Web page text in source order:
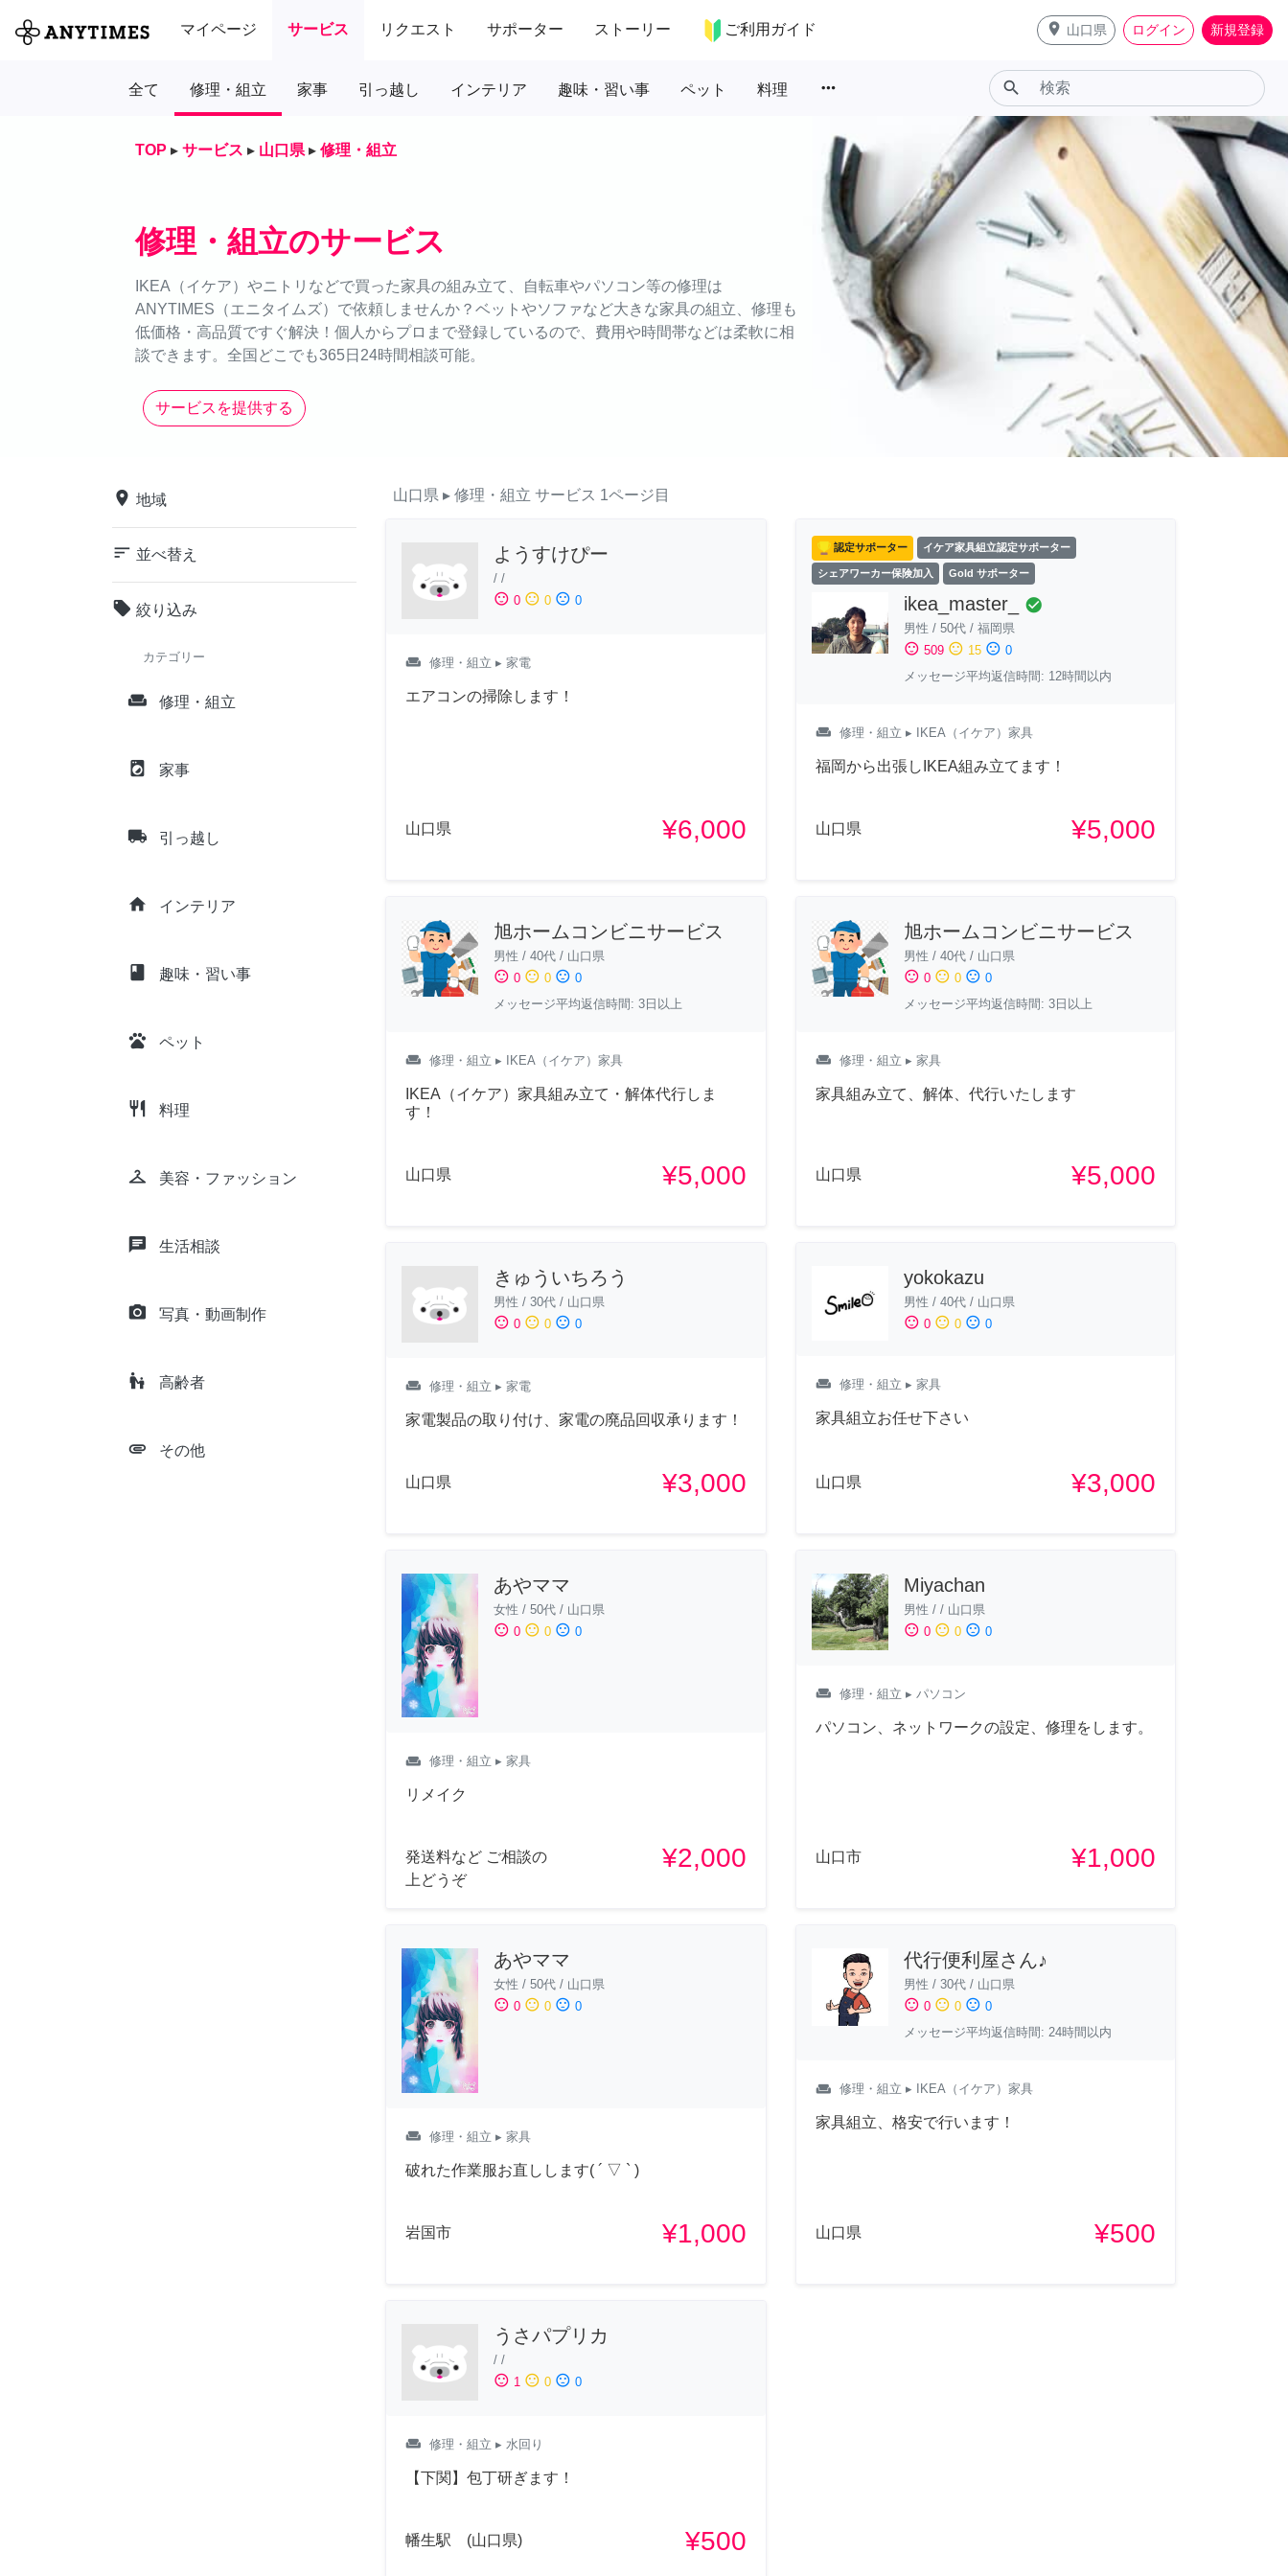
マイページ サービス リクエスト サポーター ストーリー ご利用ガイド place 山口県 ログイン 新規登録
全て 修理・組立 家事 引っ越し インテリア 趣味・習い事 ペット 料理 more_horiz search
TOP ▸ サービス ▸ 山口県 ▸ 修理・組立
修理・組立のサービス
IKEA（イケア）やニトリなどで買った家具の組み立て、自転車やパソコン等の修理は
ANYTIMES（エニタイムズ）で依頼しませんか？ベットやソファなど大きな家具の組立、修理も
低価格・高品質ですぐ解決！個人からプロまで登録しているので、費用や時間帯などは柔軟に相
談できます。全国どこでも365日24時間相談可能。
サービスを提供する
place 地域
sort 並べ替え
local_offer 絞り込み
カテゴリー
weekend 修理・組立
local_laundry_service 家事
local_shipping 引っ越し
home インテリア
class 趣味・習い事
pets ペット
restaurant 料理
checkroom 美容・ファッション
chat 生活相談
camera_alt 写真・動画制作
escalator_warning 高齢者
attachment その他
山口県 ▸ 修理・組立 サービス 1ページ目
ようすけぴー
/ /
sentiment_satisfied 0 sentiment_neutral 0 sentiment_dissatisfied 0
weekend 修理・組立 ▸ 家電
エアコンの掃除します！
山口県 ¥6,000
認定サポーター イケア家具組立認定サポーター
シェアワーカー保険加入 Gold サポーター
ikea_master_ check_circle
男性 / 50代/ 福岡県
sentiment_satisfied 509 sentiment_neutral 15 sentiment_dissatisfied 0
メッセージ平均返信時間: 12時間以内
weekend 修理・組立 ▸ IKEA（イケア）家具
福岡から出張しIKEA組み立てます！
山口県 ¥5,000
旭ホームコンビニサービス
男性 / 40代 / 山口県
sentiment_satisfied 0 sentiment_neutral 0 sentiment_dissatisfied 0
メッセージ平均返信時間: 3日以上
weekend 修理・組立 ▸ IKEA（イケア）家具
IKEA（イケア）家具組み立て・解体代行しま
す！
山口県 ¥5,000
旭ホームコンビニサービス
男性 / 40代/ 山口県
sentiment_satisfied 0 sentiment_neutral 0 sentiment_dissatisfied 0
メッセージ平均返信時間: 3日以上
weekend 修理・組立 ▸ 家具
家具組み立て、解体、代行いたします
山口県 ¥5,000
きゅういちろう
男性 / 30代 / 山口県
sentiment_satisfied 0 sentiment_neutral 0 sentiment_dissatisfied 0
weekend 修理・組立 ▸ 家電
家電製品の取り付け、家電の廃品回収承ります！
山口県 ¥3,000
yokokazu
男性 / 40代/ 山口県
sentiment_satisfied 0 sentiment_neutral 0 sentiment_dissatisfied 0
weekend 修理・組立 ▸ 家具
家具組立お任せ下さい
山口県 ¥3,000
あやママ
女性 / 50代 / 山口県
sentiment_satisfied 0 sentiment_neutral 0 sentiment_dissatisfied 0
weekend 修理・組立 ▸ 家具
リメイク
発送料など ご相談の
上どうぞ
¥2,000
Miyachan
男性 / / 山口県
sentiment_satisfied 0 sentiment_neutral 0 sentiment_dissatisfied 0
weekend 修理・組立 ▸ パソコン
パソコン、ネットワークの設定、修理をします。
山口市 ¥1,000
あやママ
女性 / 50代 / 山口県
sentiment_satisfied 0 sentiment_neutral 0 sentiment_dissatisfied 0
weekend 修理・組立 ▸ 家具
破れた作業服お直しします( ´ ▽ ` )
岩国市 ¥1,000
代行便利屋さん♪
男性 / 30代/ 山口県
sentiment_satisfied 0 sentiment_neutral 0 sentiment_dissatisfied 0
メッセージ平均返信時間: 24時間以内
weekend 修理・組立 ▸ IKEA（イケア）家具
家具組立、格安で行います！
山口県 ¥500
うさパプリカ
/ /
sentiment_satisfied 1 sentiment_neutral 0 sentiment_dissatisfied 0
weekend 修理・組立 ▸ 水回り
【下関】包丁研ぎます！
幡生駅 (山口県) ¥500